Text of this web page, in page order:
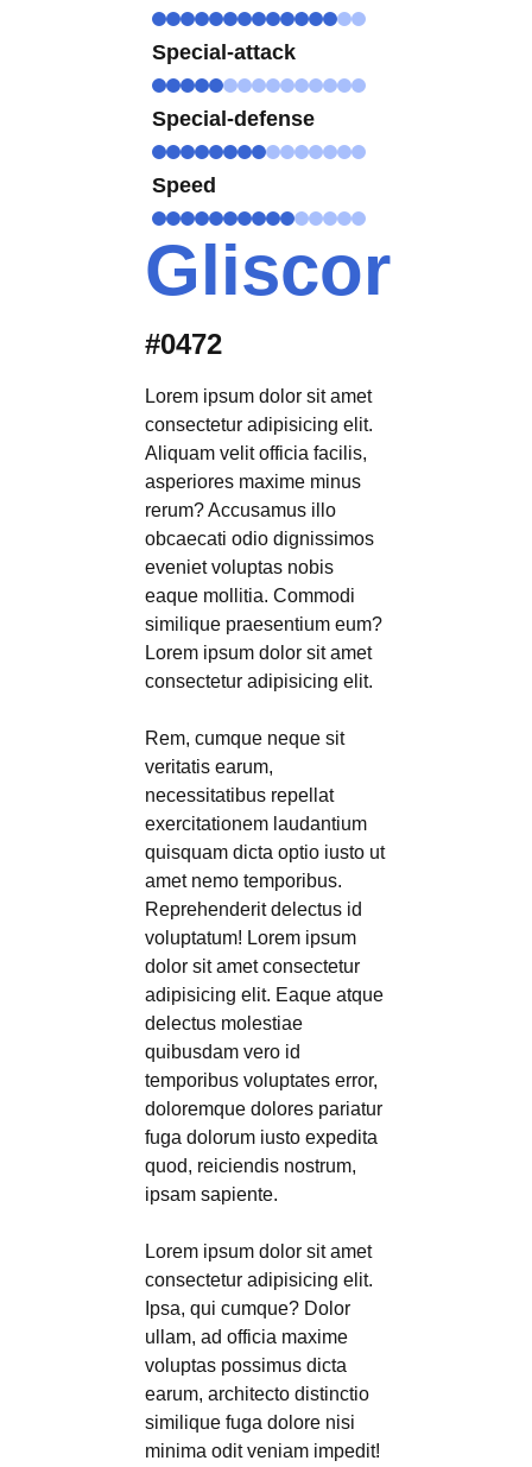
Special-attack
Special-defense
Speed
Gliscor
#0472
Lorem ipsum dolor sit amet
consectetur adipisicing elit.
Aliquam velit officia facilis,
asperiores maxime minus
rerum? Accusamus illo
obcaecati odio dignissimos
eveniet voluptas nobis
eaque mollitia. Commodi
similique praesentium eum?
Lorem ipsum dolor sit amet
consectetur adipisicing elit.
Rem, cumque neque sit
veritatis earum,
necessitatibus repellat
exercitationem laudantium
quisquam dicta optio iusto ut
amet nemo temporibus.
Reprehenderit delectus id
voluptatum! Lorem ipsum
dolor sit amet consectetur
adipisicing elit. Eaque atque
delectus molestiae
quibusdam vero id
temporibus voluptates error,
doloremque dolores pariatur
fuga dolorum iusto expedita
quod, reiciendis nostrum,
ipsam sapiente.
Lorem ipsum dolor sit amet
consectetur adipisicing elit.
Ipsa, qui cumque? Dolor
ullam, ad officia maxime
voluptas possimus dicta
earum, architecto distinctio
similique fuga dolore nisi
minima odit veniam impedit!